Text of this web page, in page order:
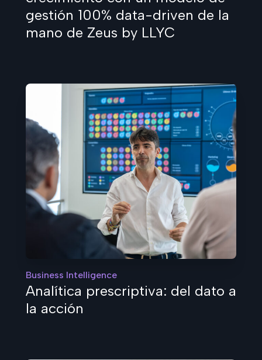
gestión 100% data-driven de la
mano de Zeus by LLYC
Business Intelligence
Analítica prescriptiva: del dato a
la acción